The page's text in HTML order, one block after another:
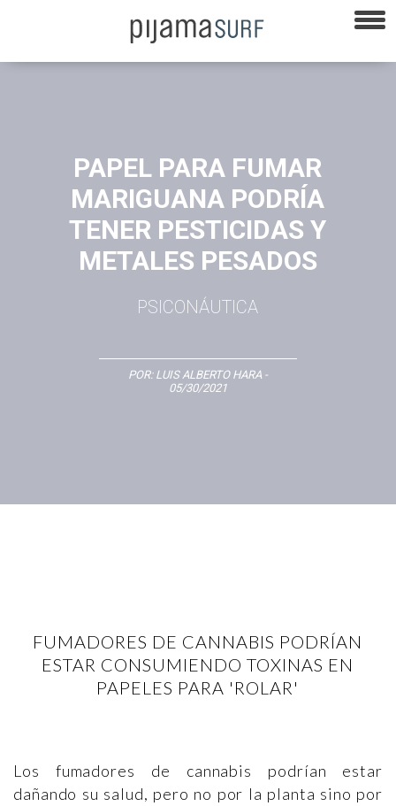
PAPEL PARA FUMAR
MARIGUANA PODRÍA
TENER PESTICIDAS Y
METALES PESADOS
PSICONÁUTICA
POR: LUIS ALBERTO HARA -
05/30/2021
FUMADORES DE CANNABIS PODRÍAN
ESTAR CONSUMIENDO TOXINAS EN
PAPELES PARA 'ROLAR'
Los fumadores de cannabis podrían estar
dañando su salud, pero no por la planta sino por